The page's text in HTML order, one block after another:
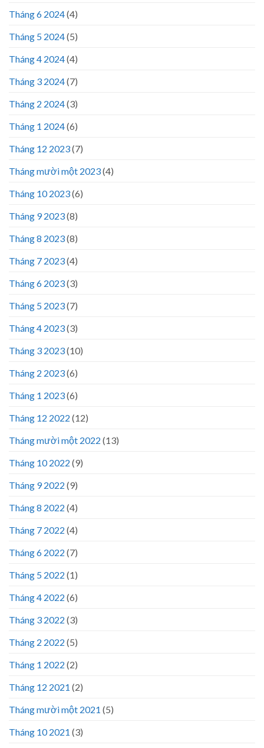
Tháng 6 2024(4)
Tháng 5 2024(5)
Tháng 4 2024(4)
Tháng 3 2024(7)
Tháng 2 2024(3)
Tháng 1 2024(6)
Tháng 12 2023(7)
Tháng mười một 2023(4)
Tháng 10 2023(6)
Tháng 9 2023(8)
Tháng 8 2023(8)
Tháng 7 2023(4)
Tháng 6 2023(3)
Tháng 5 2023(7)
Tháng 4 2023(3)
Tháng 3 2023(10)
Tháng 2 2023(6)
Tháng 1 2023(6)
Tháng 12 2022 (12)
Tháng mười một 2022 (13)
Tháng 10 2022 (9)
Tháng 9 2022 (9)
Tháng 8 2022 (4)
Tháng 7 2022 (4)
Tháng 6 2022 (7)
Tháng 5 2022 (1)
Tháng 4 2022 (6)
Tháng 3 2022 (3)
Tháng 2 2022 (5)
Tháng 1 2022 (2)
Tháng 12 2021 (2)
Tháng mười một 2021 (5)
Tháng 10 2021 (3)